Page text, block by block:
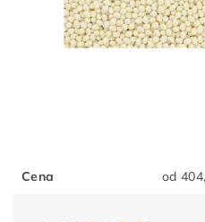
Cena